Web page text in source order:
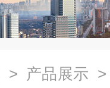
> 产品展示